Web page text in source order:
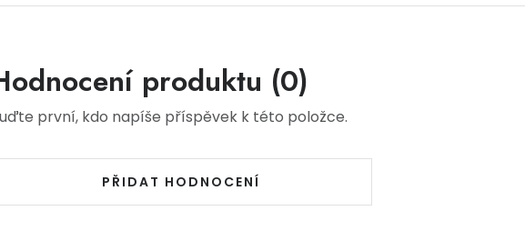
produktu (0)
první, kdo napíše příspěvek k této položce.
PŘIDAT HODNOCENÍ